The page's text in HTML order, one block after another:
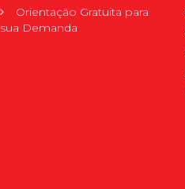
Orientação Gratuita para
sua Demanda